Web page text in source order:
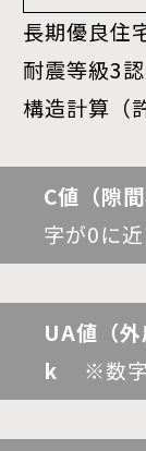
長期優良住
耐震等級3
構造計算（
C値（隙
字が0に
UA値（
k
※数